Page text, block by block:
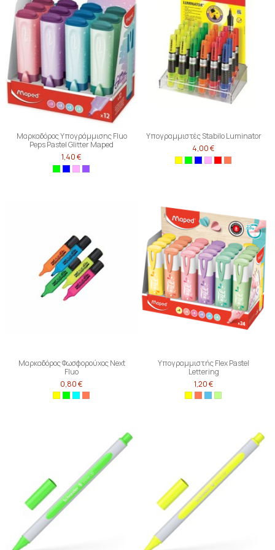
Μαρκαδόρος Υπογράμμισης Fluo
Peps Pastel Glitter Maped
1,40 €
Υπογραμμιστές Stabilo Luminator
4,00 €
Μαρκαδόρος Φωσφορούχος Next
Fluo
0,80 €
Υπογραμμιστής Flex Pastel
Lettering
1,20 €